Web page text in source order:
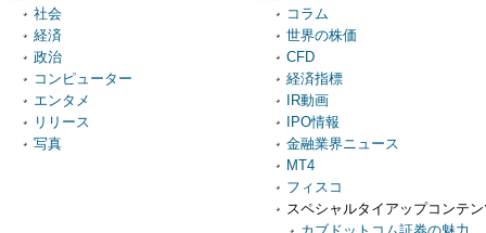
社会
経済
政治
コンピューター
エンタメ
リリース
写真
コラム
世界の株価
CFD
経済指標
IR動画
IPO情報
金融業界ニュース
MT4
フィスコ
スペシャルタイアップコンテ